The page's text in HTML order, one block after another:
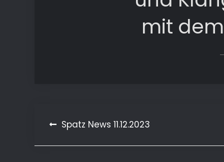
mit
Beitragsnavigation
Spatz News 11.12.2023